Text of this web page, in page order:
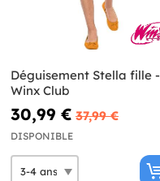
Déguisement Stella fille -
Winx Club
30,99 € 37,99 €
DISPONIBLE